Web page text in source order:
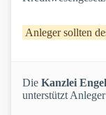
Anleger sollten
Die Kanzlei
unterstützt